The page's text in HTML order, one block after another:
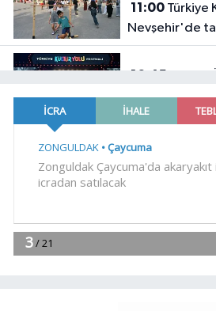
11:00Türkiye Kültür Yolu Festivali
Nevşehir'de
10:45
salladı
10:39Mühendis Tek-Sen